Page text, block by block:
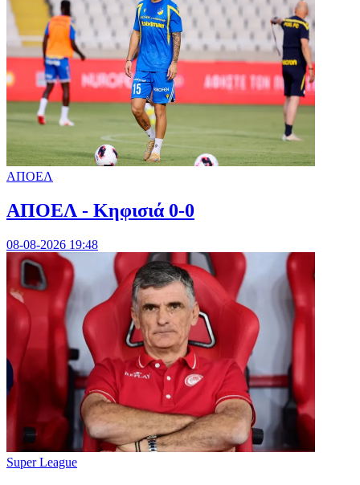
ΑΠΟΕΛ
ΑΠΟΕΛ - Κηφισιά 0-0
08-08-2026 19:48
Super League